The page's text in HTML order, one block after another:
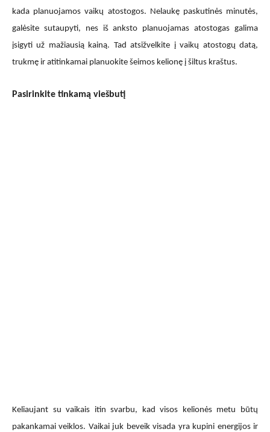
kada planuojamos vaikų atostogos. Nelaukę paskutinės minutės,
galėsite sutaupyti, nes iš anksto planuojamas atostogas galima
įsigyti už mažiausią kainą. Tad atsižvelkite į vaikų atostogų datą,
trukmę ir atitinkamai planuokite šeimos kelionę į šiltus kraštus.
Pasirinkite tinkamą viešbutį
Keliaujant su vaikais itin svarbu, kad visos kelionės metu būtų
pakankamai veiklos. Vaikai juk beveik visada yra kupini energijos ir